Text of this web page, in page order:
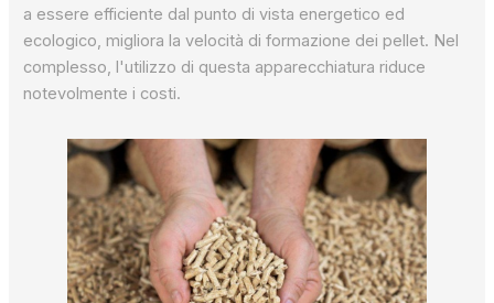
a essere efficiente dal punto di vista energetico ed
ecologico, migliora la velocità di formazione dei pellet. Nel
complesso, l'utilizzo di questa apparecchiatura riduce
notevolmente i costi.